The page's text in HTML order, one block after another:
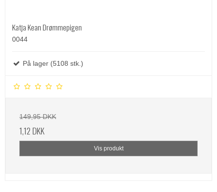
Katja Kean Drømmepigen
0044
På lager (5108 stk.)
149,95 DKK
1,12 DKK
Vis produkt